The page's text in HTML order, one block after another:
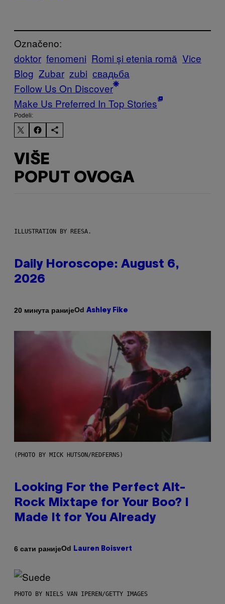
Označeno:
doktor fenomeni Romi și etenia romă Vice
Blog Zubar zubi свадьба
Follow Us On Discover
Make Us Preferred In Top Stories
Podeli:
VIŠE
POPUT OVOGA
ILLUSTRATION BY REESA.
Daily Horoscope: August 6,
2026
20 минута ранијеOd Ashley Fike
(PHOTO BY MICK HUTSON/REDFERNS)
Looking For the Perfect Alt-
Rock Mixtape for Your Boo? I
Made It for You Already
6 сати ранијеOd Lauren Boisvert
PHOTO BY NIELS VAN IPEREN/GETTY IMAGES